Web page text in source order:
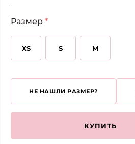
Размер *
XS S M
НЕ НАШЛИ РАЗМЕР?
КУПИТЬ